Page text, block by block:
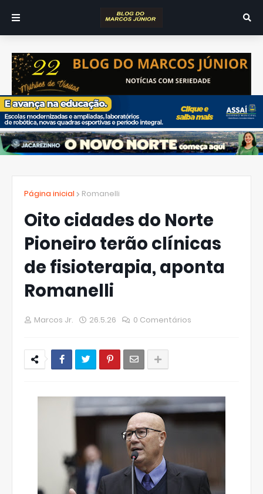
Página inicial Romanelli
Oito cidades do Norte
Pioneiro terão clínicas
de fisioterapia, aponta
Romanelli
Marcos Jr. 26.5.26 0 Comentários